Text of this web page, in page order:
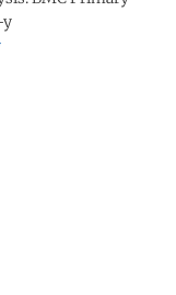
y